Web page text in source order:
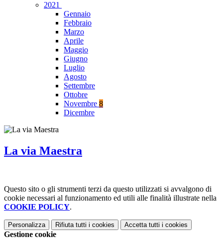
2021
Gennaio
Febbraio
Marzo
Aprile
Maggio
Giugno
Luglio
Agosto
Settembre
Ottobre
Novembre 8
Dicembre
La via Maestra
Questo sito o gli strumenti terzi da questo utilizzati si avvalgono di
cookie necessari al funzionamento ed utili alle finalità illustrate nella
COOKIE POLICY.
Personalizza Rifiuta tutti i cookies Accetta tutti i cookies
Gestione cookie